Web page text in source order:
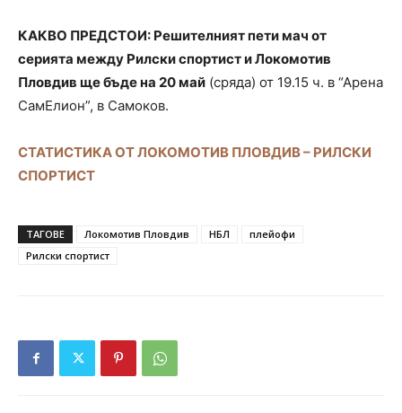
КАКВО ПРЕДСТОИ: Решителният пети мач от
серията между Рилски спортист и Локомотив
Пловдив ще бъде на 20 май (сряда) от 19.15 ч. в “Арена
СамЕлион”, в Самоков.
СТАТИСТИКА ОТ ЛОКОМОТИВ ПЛОВДИВ – РИЛСКИ
СПОРТИСТ
ТАГОВЕ Локомотив Пловдив НБЛ
плейофи
Рилски спортист